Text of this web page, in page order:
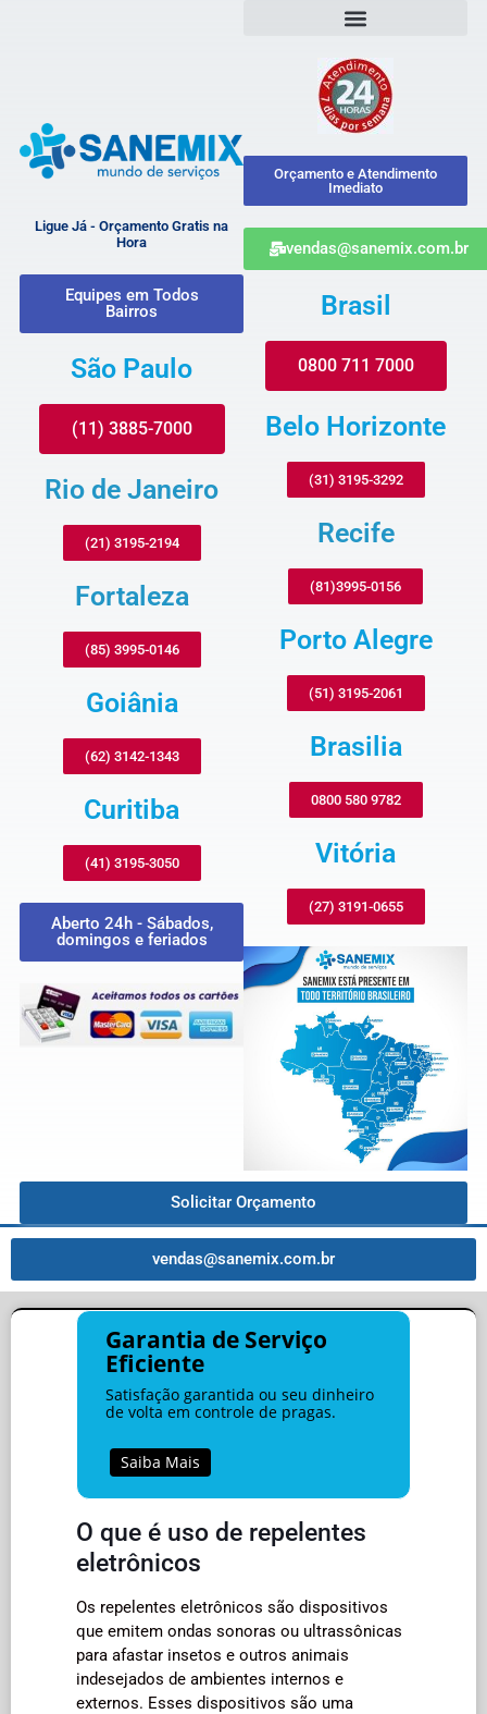
Ligue Já - Orçamento Gratis na
Hora
Equipes em Todos
Bairros
São Paulo
(11) 3885-7000
Rio de Janeiro
(21) 3195-2194
Fortaleza
(85) 3995-0146
Goiânia
(62) 3142-1343
Curitiba
(41) 3195-3050
Aberto 24h - Sábados,
domingos e feriados
Orçamento e Atendimento
Imediato
vendas@sanemix.com.br
Brasil
0800 711 7000
Belo Horizonte
(31) 3195-3292
Recife
(81)3995-0156
Porto Alegre
(51) 3195-2061
Brasilia
0800 580 9782
Vitória
(27) 3191-0655
Solicitar Orçamento
vendas@sanemix.com.br
Garantia de Serviço
Eficiente
Satisfação garantida ou seu dinheiro
de volta em controle de pragas.
Saiba Mais
O que é uso de repelentes
eletrônicos
Os repelentes eletrônicos são dispositivos
que emitem ondas sonoras ou ultrassônicas
para afastar insetos e outros animais
indesejados de ambientes internos e
externos. Esses dispositivos são uma